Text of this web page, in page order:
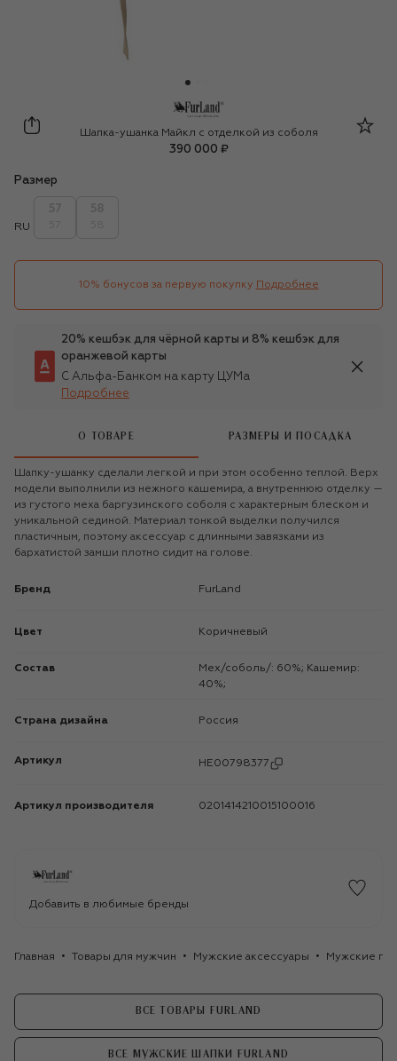
FurLand
Шапка-ушанка Майкл с отделкой из соболя
390 000 ₽
Размер
RU
10% бонусов за первую покупку Подробнее
20% кешбэк для чёрной карты и 8% кешбэк для
оранжевой карты
С Альфа-Банком на карту ЦУМа
Подробнее
О ТОВАРЕ РАЗМЕРЫ И ПОСАДКА
Шапку-ушанку сделали легкой и при этом особенно теплой. Верх
модели выполнили из нежного кашемира, а внутреннюю отделку —
из густого меха баргузинского соболя с характерным блеском и
уникальной сединой. Материал тонкой выделки получился
пластичным, поэтому аксессуар с длинными завязками из
бархатистой замши плотно сидит на голове.
Бренд FurLand
Цвет Коричневый
Состав
Мех/соболь/: 60%; Кашемир:
40%;
Страна дизайна Россия
Артикул HE00798377
Артикул производителя 0201414210015100016
Добавить в любимые бренды
Главная Товары для мужчин Мужские аксессуары Мужские
ВСЕ ТОВАРЫ FURLAND
ВСЕ МУЖСКИЕ ШАПКИ FURLAND